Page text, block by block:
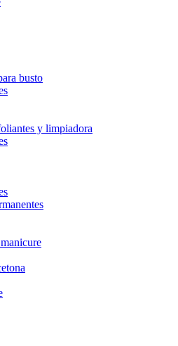
busto
y limpiadora